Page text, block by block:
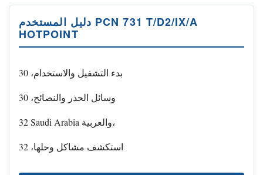
دليل المستخدم PCN 731 T/D2/IX/A
HOTPOINT
بدء التشفيل والاستخدام، 30
وسائل الحذر والنصائح، 30
32 Saudi Arabia والعربية،
استكشف مشاكل وحلها، 32